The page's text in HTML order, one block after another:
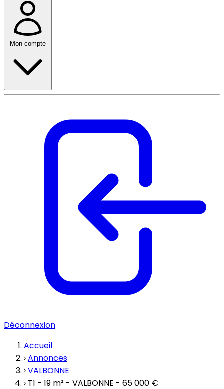
Mon compte
Déconnexion
Accueil
›Annonces
›VALBONNE
› T1 - 19 m² - VALBONNE - 65 000 €